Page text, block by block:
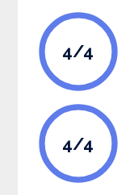
4/4
4/4